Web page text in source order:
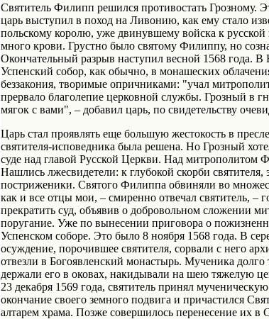
Святитель Филипп решился противостать Грозному.
царь выступил в поход на Ливонию, как ему стало
польскому королю, уже двинувшему войска к
много крови. Грустно было святому Филиппу, но
Окончательный разрыв наступил весной 1568 года.
Успенский собор, как обычно, в монашеских
беззакония, творимые опричниками: "учал
прервало благолепие церковной службы. Грозный в
мягок с вами", – добавил царь, по свидетельству
Царь стал проявлять еще большую жестокость в
святителя-исповедника была решена. Но Грозный
суде над главой Русской Церкви. Над митрополитом
Нашлись лжесвидетели: к глубокой скорби
постриженики. Святого Филиппа обвиняли во
как и все отцы мои, – смиренно отвечал святитель, –
прекратить суд, объявив о добровольном сложении
поругание. Уже по вынесении приговора о
Успенском соборе. Это было 8 ноября 1568 года. В
осуждение, порочившее святителя, сорвали с него
отвезли в Богоявленский монастырь. Мученика
держали его в оковах, накидывали на шею тяжелую
23 декабря 1569 года, святитель принял
окончание своего земного подвига и причастился
алтарем храма. Позже совершилось перенесение их в